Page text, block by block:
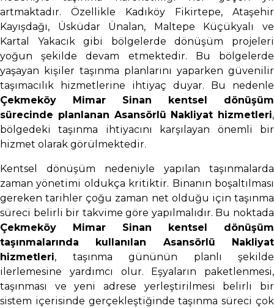
artmaktadır. Özellikle Kadıköy Fikirtepe, Ataşehir
Kayışdağı, Üsküdar Ünalan, Maltepe Küçükyalı ve
Kartal Yakacık gibi bölgelerde dönüşüm projeleri
yoğun şekilde devam etmektedir. Bu bölgelerde
yaşayan kişiler taşınma planlarını yaparken güvenilir
taşımacılık hizmetlerine ihtiyaç duyar. Bu nedenle
Çekmeköy Mimar Sinan kentsel dönüşüm
sürecinde planlanan Asansörlü Nakliyat hizmetleri,
bölgedeki taşınma ihtiyacını karşılayan önemli bir
hizmet olarak görülmektedir.
Kentsel dönüşüm nedeniyle yapılan taşınmalarda
zaman yönetimi oldukça kritiktir. Binanın boşaltılması
gereken tarihler çoğu zaman net olduğu için taşınma
süreci belirli bir takvime göre yapılmalıdır. Bu noktada
Çekmeköy Mimar Sinan kentsel dönüşüm
taşınmalarında kullanılan Asansörlü Nakliyat
hizmetleri, taşınma gününün planlı şekilde
ilerlemesine yardımcı olur. Eşyaların paketlenmesi,
taşınması ve yeni adrese yerleştirilmesi belirli bir
sistem içerisinde gerçekleştiğinde taşınma süreci çok